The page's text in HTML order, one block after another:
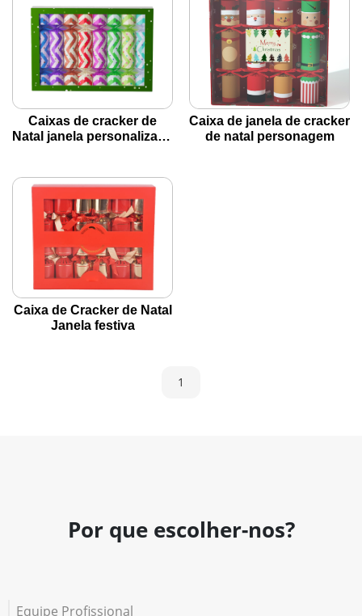
Caixas de cracker de
Natal janela personalizada
Caixa de janela de cracker
de natal personagem
Caixa de Cracker de Natal
Janela festiva
1
Por que escolher-nos?
Equipe Profissional